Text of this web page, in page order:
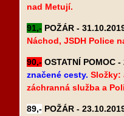
nad Metují.
91,- POŽÁR -
Náchod, JSDH Police
90,- OSTATNÍ POMOC
značené cesty. Složky:
záchranná služba a
89,- POŽÁR -